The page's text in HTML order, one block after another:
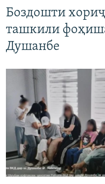
Боздошти
ташкили
Душанбе